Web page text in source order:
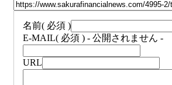
名前( 必須 )
E-MAIL( 必須 ) - 公開されません -
URL